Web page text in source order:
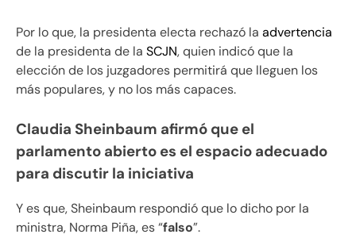
Por lo que, la presidenta electa rechazó la advertencia
de la presidenta de la SCJN, quien indicó que la
elección de los juzgadores permitirá que lleguen los
más populares, y no los más capaces.
Claudia Sheinbaum afirmó que el
parlamento abierto es el espacio adecuado
para discutir la iniciativa
Y es que, Sheinbaum respondió que lo dicho por la
ministra, Norma Piña, es “falso”.